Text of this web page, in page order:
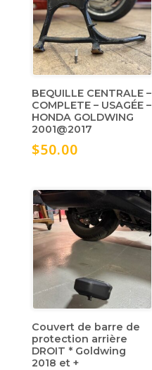
BEQUILLE CENTRALE –
COMPLETE – USAGÉE –
HONDA GOLDWING
2001@2017
$50.00
Couvert de barre de
protection arrière
DROIT * Goldwing
2018 et +